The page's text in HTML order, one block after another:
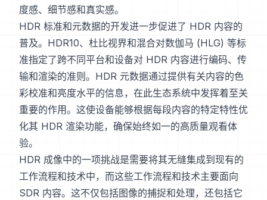
度感、细节感和真实感。
HDR 标准和元数据的开发进一步促进了 HDR 内容的
普及。HDR10、杜比视界和混合对数伽马 (HLG) 等标
准指定了跨不同平台和设备对 HDR 内容进行编码、传
输和渲染的准则。HDR 元数据通过提供有关内容的色
彩校准和亮度水平的信息，在此生态系统中发挥着至关
重要的作用。这使设备能够根据每段内容的特定特性优
化其 HDR 渲染功能，确保始终如一的高质量观看体
验。
HDR 成像中的一项挑战是需要将其无缝集成到现有的
工作流程和技术中，而这些工作流程和技术主要面向
SDR 内容。这不仅包括图像的捕捉和处理，还包括它